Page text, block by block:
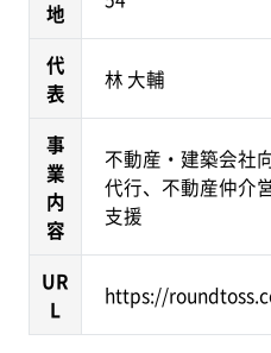
地
代
表
林 大輔
事
業
内
容
不動産・建築会社
代行、不動産仲介
支援
UR
L
https://